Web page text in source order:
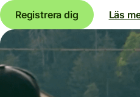
Registrera dig Läs